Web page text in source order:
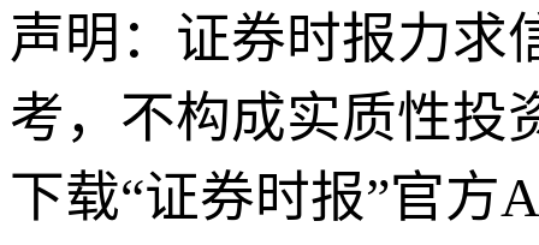
声明：证券时报力求
考，不构成实质性投
下载“证券时报”官方